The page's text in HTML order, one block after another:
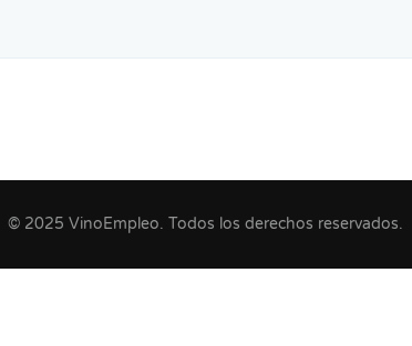
© 2025 VinoEmpleo. Todos los derechos reservados.